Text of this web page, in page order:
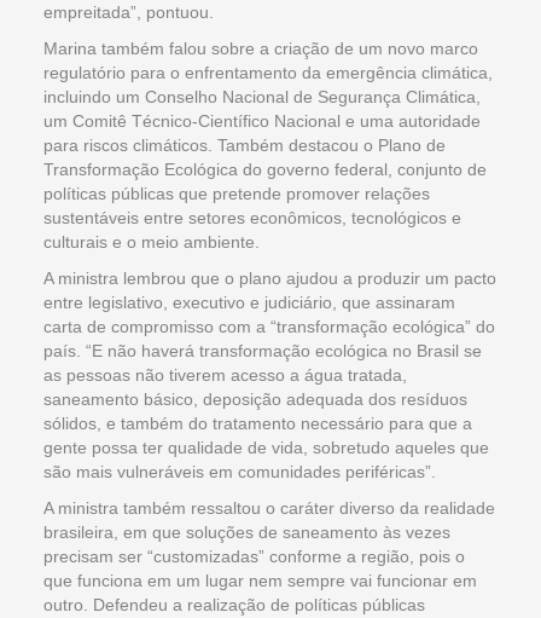
empreitada”, pontuou.
Marina também falou sobre a criação de um novo marco
regulatório para o enfrentamento da emergência climática,
incluindo um Conselho Nacional de Segurança Climática,
um Comitê Técnico-Científico Nacional e uma autoridade
para riscos climáticos. Também destacou o Plano de
Transformação Ecológica do governo federal, conjunto de
políticas públicas que pretende promover relações
sustentáveis entre setores econômicos, tecnológicos e
culturais e o meio ambiente.
A ministra lembrou que o plano ajudou a produzir um pacto
entre legislativo, executivo e judiciário, que assinaram
carta de compromisso com a “transformação ecológica” do
país. “E não haverá transformação ecológica no Brasil se
as pessoas não tiverem acesso a água tratada,
saneamento básico, deposição adequada dos resíduos
sólidos, e também do tratamento necessário para que a
gente possa ter qualidade de vida, sobretudo aqueles que
são mais vulneráveis em comunidades periféricas”.
A ministra também ressaltou o caráter diverso da realidade
brasileira, em que soluções de saneamento às vezes
precisam ser “customizadas” conforme a região, pois o
que funciona em um lugar nem sempre vai funcionar em
outro. Defendeu a realização de políticas públicas